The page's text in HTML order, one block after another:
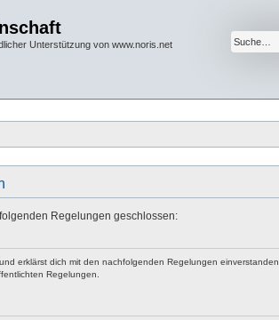
Unterstützung von www.noris.net
Regelungen geschlossen:
erklärst dich mit den nachfolgenden Regelungen einverstanden.
Regelungen.